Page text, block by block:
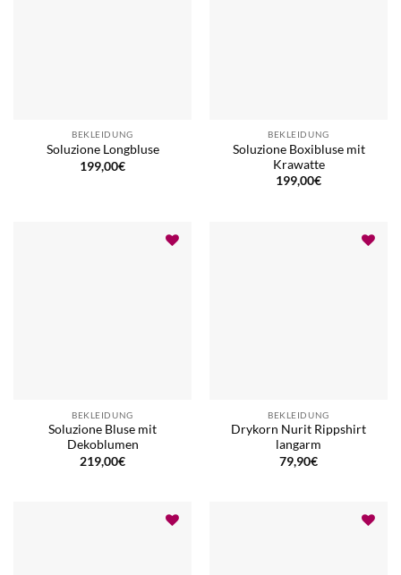
BEKLEIDUNG
Soluzione Longbluse
199,00€
BEKLEIDUNG
Soluzione Boxibluse mit
Krawatte
199,00€
BEKLEIDUNG
Soluzione Bluse mit
Dekoblumen
219,00€
BEKLEIDUNG
Drykorn Nurit Rippshirt
langarm
79,90€